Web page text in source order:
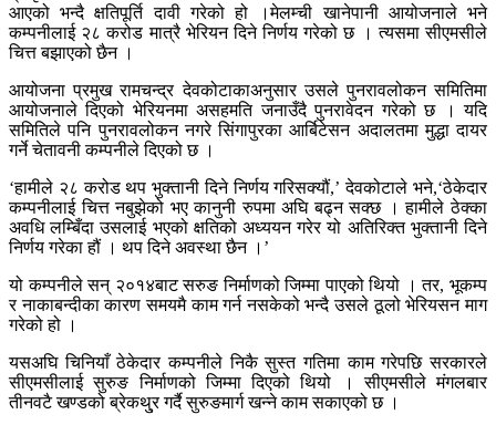
आएको भन्दै क्षतिपूर्ति दावी गरेको हो ।मेलम्ची खानेपानी आयोजनाले भने
कम्पनीलाई २८ करोड मात्रै भेरियन दिने निर्णय गरेको छ । त्यसमा सीएमसीले
चित्त बझाएको छैन ।
आयोजना प्रमुख रामचन्द्र देवकोटाकाअनुसार उसले पुनरावलोकन समितिमा
आयोजनाले दिएको भेरियनमा असहमति जनाउँदै पुनरावेदन गरेको छ । यदि
समितिले पनि पुनरावलोकन नगरे सिंगापुरका आर्बिटेसन अदालतमा मुद्धा दायर
गर्ने चेतावनी कम्पनीले दिएको छ ।
‘हामीले २८ करोड थप भुक्तानी दिने निर्णय गरिसक्यौं,’ देवकोटाले भने,‘ठेकेदार
कम्पनीलाई चित्त नबुझेको भए कानुनी रुपमा अघि बढ्न सक्छ । हामीले ठेक्का
अवधि लम्बिँदा उसलाई भएको क्षतिको अध्ययन गरेर यो अतिरिक्त भुक्तानी दिने
निर्णय गरेका हौं । थप दिने अवस्था छैन ।’
यो कम्पनीले सन् २०१४बाट सरुङ निर्माणको जिम्मा पाएको थियो । तर, भूकम्प
र नाकाबन्दीका कारण समयमै काम गर्न नसकेको भन्दै उसले ठूलो भेरियसन माग
गरेको हो ।
यसअघि चिनियाँ ठेकेदार कम्पनीले निकै सुस्त गतिमा काम गरेपछि सरकारले
सीएमसीलाई सुरुङ निर्माणको जिम्मा दिएको थियो । सीएमसीले मंगलबार
तीनवटै खण्डको ब्रेकथु्र गर्दै सुरुङमार्ग खन्ने काम सकाएको छ ।